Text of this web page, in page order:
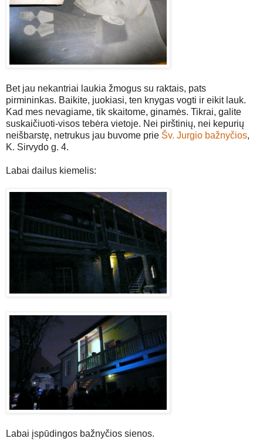
Bet jau nekantriai laukia žmogus su raktais, pats
pirmininkas. Baikite, juokiasi, ten knygas vogti ir eikit lauk.
Kad mes nevagiame, tik skaitome, ginamės. Tikrai, galite
suskaičiuoti-visos tebėra vietoje. Nei pirštinių, nei kepurių
neišbarstę, netrukus jau buvome prie Šv. Jurgio bažnyčios,
K. Sirvydo g. 4.
Labai dailus kiemelis:
Labai įspūdingos bažnyčios sienos.